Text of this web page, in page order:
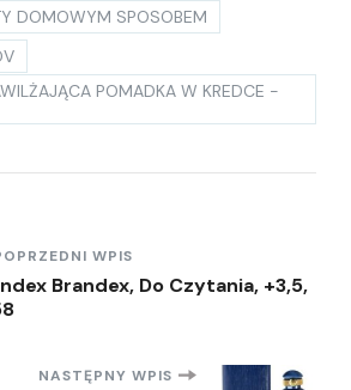
DOMOWYM SPOSOBEM
POMADKA W KREDCE -
WPIS
Brandex, Do Czytania, +3,5,
NASTĘPNY WPIS